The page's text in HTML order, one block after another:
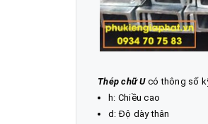
Thép chữ Ucó thông số
h: Chiều cao
d: Độ dày thân